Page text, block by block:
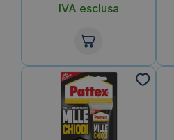
IVA esclusa